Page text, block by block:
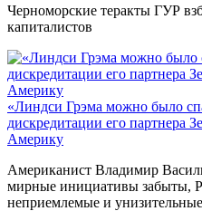
Черноморские теракты ГУР
капиталистов
«Линдси Грэма можно было
дискредитации его партнера
Америку
Американист Владимир
мирные инициативы забыты,
неприемлемые и